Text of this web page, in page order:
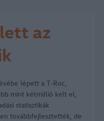
az
lépett a T-Roc,
mint kétmillió kelt el,
statisztikák
továbbfejlesztették, de